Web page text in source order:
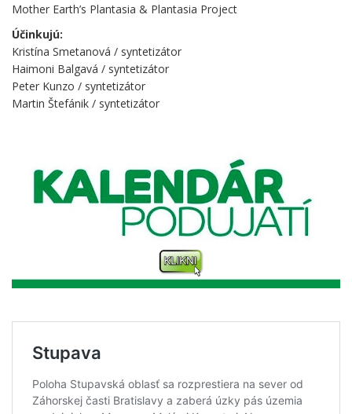
Mother Earth’s Plantasia & Plantasia Project
Účinkujú:
Kristína Smetanová / syntetizátor
Haimoni Balgavá / syntetizátor
Peter Kunzo / syntetizátor
Martin Štefánik / syntetizátor